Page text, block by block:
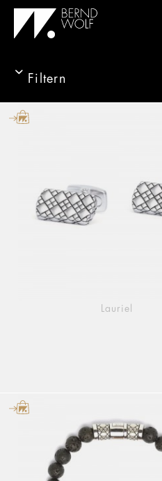
Filtern
Lauriel